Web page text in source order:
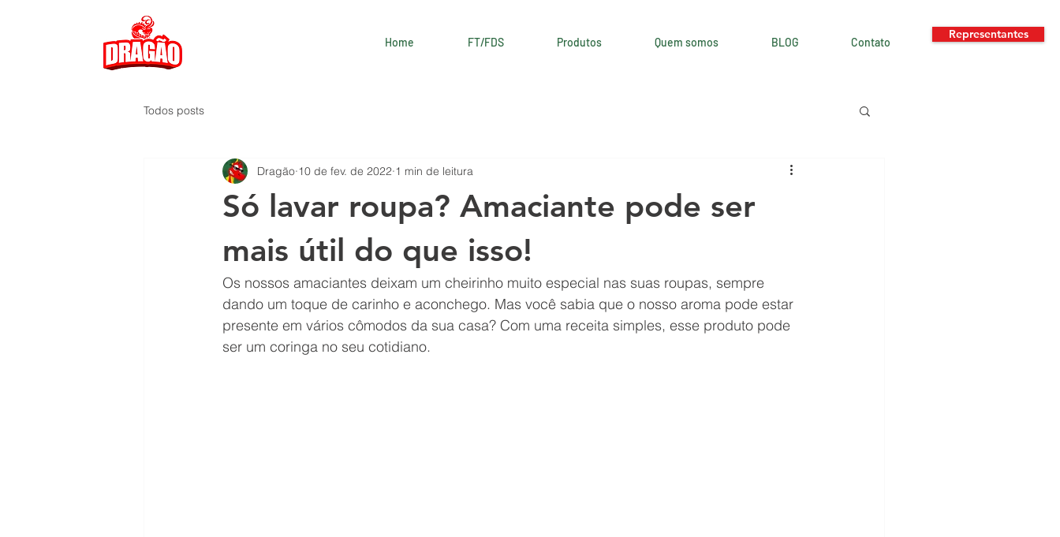
Home FT/FDS Produtos Quem somos BLOG Contato
Representantes
Todos posts
Só lavar roupa? Amaciante pode ser
mais útil do que isso!
Dragão 10 de fev. de 2022 1 min de leitura
Os nossos amaciantes deixam um cheirinho muito especial nas suas roupas, sempre
dando um toque de carinho e aconchego. Mas você sabia que o nosso aroma pode estar
presente em vários cômodos da sua casa? Com uma receita simples, esse produto pode
ser um coringa no seu cotidiano.